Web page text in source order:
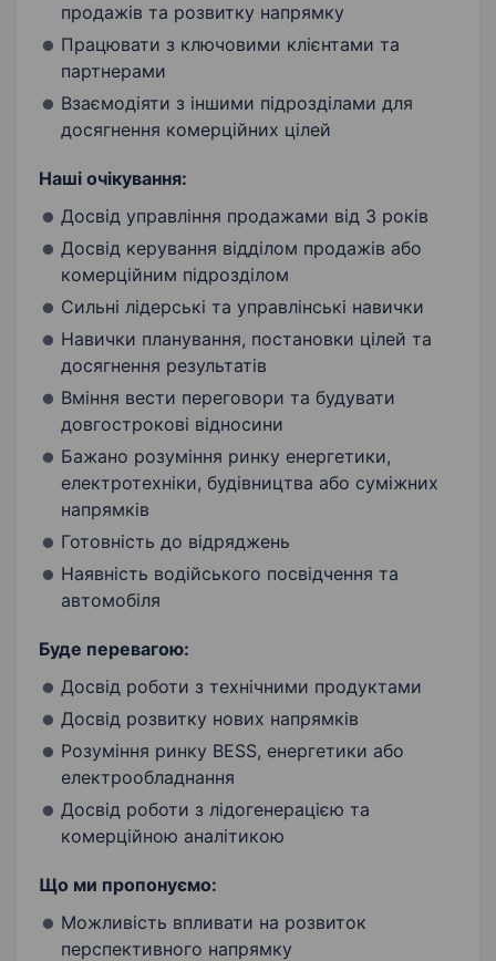
продажів та розвитку напрямку
Працювати з ключовими клієнтами та
партнерами
Взаємодіяти з іншими підрозділами для
досягнення комерційних цілей
Наші очікування:
Досвід управління продажами від 3 років
Досвід керування відділом продажів або
комерційним підрозділом
Сильні лідерські та управлінські навички
Навички планування, постановки цілей та
досягнення результатів
Вміння вести переговори та будувати
довгострокові відносини
Бажано розуміння ринку енергетики,
електротехніки, будівництва або суміжних
напрямків
Готовність до відряджень
Наявність водійського посвідчення та
автомобіля
Буде перевагою:
Досвід роботи з технічними продуктами
Досвід розвитку нових напрямків
Розуміння ринку BESS, енергетики або
електрообладнання
Досвід роботи з лідогенерацією та
комерційною аналітикою
Що ми пропонуємо:
Можливість впливати на розвиток
перспективного напрямку